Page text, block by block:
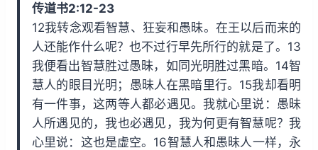
n
d
1
5
s
y
w
a
r
d
5
s
传道书2:12-23
12我转念观看智慧、狂妄和愚昧。在王以后而来的
人还能作什么呢？也不过行早先所行的就是了。13
我便看出智慧胜过愚昧，如同光明胜过黑暗。14智
慧人的眼目光明；愚昧人在黑暗里行。15我却看明
有一件事，这两等人都必遇见。我就心里说：愚昧
人所遇见的，我也必遇见，我为何更有智慧呢？我
心里说：这也是虚空。16智慧人和愚昧人一样，永